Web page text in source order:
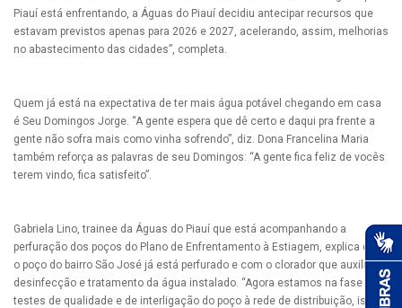
Piauí está enfrentando, a Águas do Piauí decidiu antecipar recursos que
estavam previstos apenas para 2026 e 2027, acelerando, assim, melhorias
no abastecimento das cidades”, completa.
Quem já está na expectativa de ter mais água potável chegando em casa
é Seu Domingos Jorge. “A gente espera que dê certo e daqui pra frente a
gente não sofra mais como vinha sofrendo”, diz. Dona Francelina Maria
também reforça as palavras de seu Domingos: “A gente fica feliz de vocês
terem vindo, fica satisfeito”.
Gabriela Lino, trainee da Águas do Piauí que está acompanhando a
perfuração dos poços do Plano de Enfrentamento à Estiagem, explica que
o poço do bairro São José já está perfurado e com o clorador que auxilia na
desinfecção e tratamento da água instalado. “Agora estamos na fase de
testes de qualidade e de interligação do poço à rede de distribuição, isso